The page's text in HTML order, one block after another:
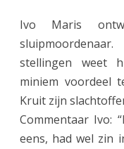
Ivo Maris
stellingen weet
miniem voordeel
Kruit zijn
Commentaar Ivo:
eens, had wel zin